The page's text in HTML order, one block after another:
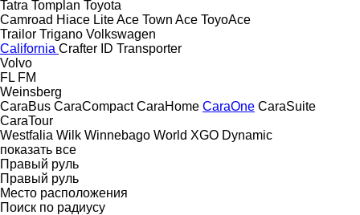
Tatra Tomplan Toyota
Camroad Hiace Lite Ace Town Ace ToyoAce
Trailor Trigano Volkswagen
California Crafter ID Transporter
Volvo
FL FM
Weinsberg
CaraBus CaraCompact CaraHome CaraOne CaraSuite
CaraTour
Westfalia Wilk Winnebago World XGO Dynamic
показать все
Правый руль
Правый руль
Место расположения
Поиск по радиусу